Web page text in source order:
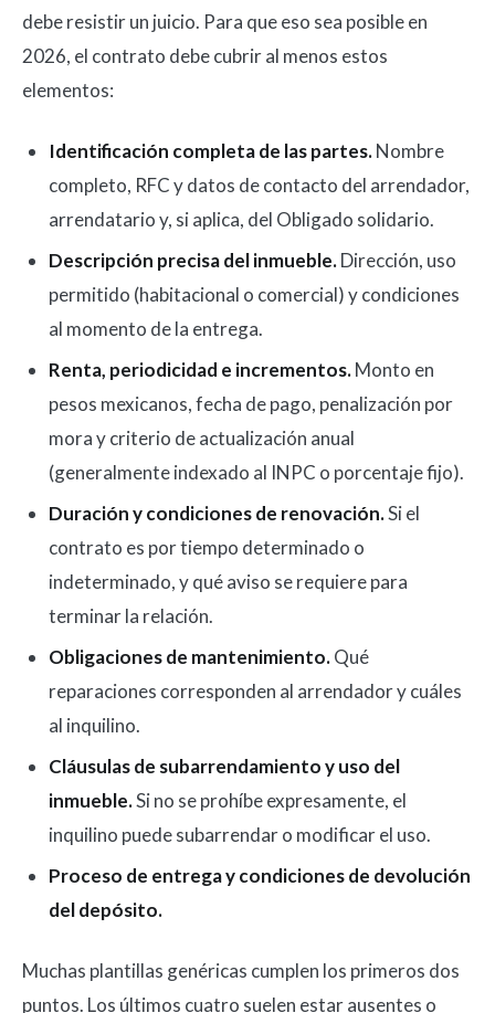
debe resistir un juicio. Para que eso sea posible en
2026, el contrato debe cubrir al menos estos
elementos:
Identificación completa de las partes.Nombre
completo, RFC y datos de contacto del arrendador,
arrendatario y, si aplica, del Obligado solidario.
Descripción precisa del inmueble.Dirección, uso
permitido (habitacional o comercial) y condiciones
al momento de la entrega.
Renta, periodicidad e incrementos.Monto en
pesos mexicanos, fecha de pago, penalización por
mora y criterio de actualización anual
(generalmente indexado al INPC o porcentaje fijo).
Duración y condiciones de renovación.Si el
contrato es por tiempo determinado o
indeterminado, y qué aviso se requiere para
terminar la relación.
Obligaciones de mantenimiento.Qué
reparaciones corresponden al arrendador y cuáles
al inquilino.
Cláusulas de subarrendamiento y uso del
inmueble.Si no se prohíbe expresamente, el
inquilino puede subarrendar o modificar el uso.
Proceso de entrega y condiciones de devolución
del depósito.
Muchas plantillas genéricas cumplen los primeros dos
puntos. Los últimos cuatro suelen estar ausentes o